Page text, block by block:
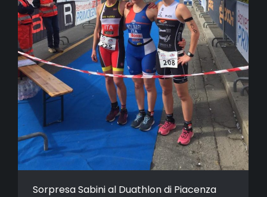
Sorpresa Sabini al Duathlon di Piacenza